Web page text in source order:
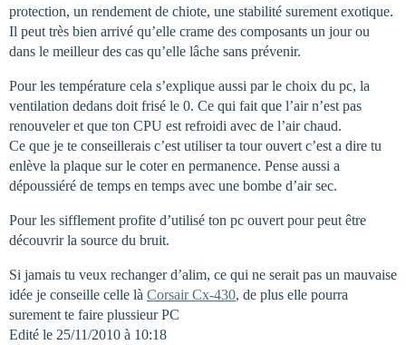
protection, un rendement de chiote, une stabilité surement exotique.
Il peut très bien arrivé qu’elle crame des composants un jour ou
dans le meilleur des cas qu’elle lâche sans prévenir.
Pour les température cela s’explique aussi par le choix du pc, la
ventilation dedans doit frisé le 0. Ce qui fait que l’air n’est pas
renouveler et que ton CPU est refroidi avec de l’air chaud.
Ce que je te conseillerais c’est utiliser ta tour ouvert c’est a dire tu
enlève la plaque sur le coter en permanence. Pense aussi a
dépoussiéré de temps en temps avec une bombe d’air sec.
Pour les sifflement profite d’utilisé ton pc ouvert pour peut être
découvrir la source du bruit.
Si jamais tu veux rechanger d’alim, ce qui ne serait pas un mauvaise
idée je conseille celle là Corsair Cx-430, de plus elle pourra
surement te faire plussieur PC
Edité le 25/11/2010 à 10:18